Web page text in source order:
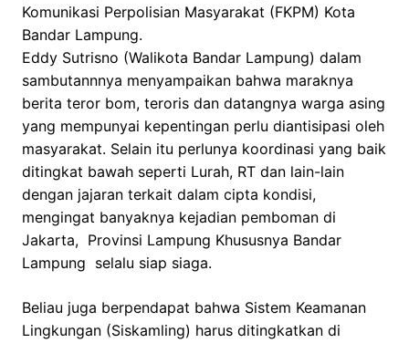
Komunikasi Perpolisian Masyarakat (FKPM) Kota
Bandar Lampung.
Eddy Sutrisno (Walikota Bandar Lampung) dalam
sambutannnya menyampaikan bahwa maraknya
berita teror bom, teroris dan datangnya warga asing
yang mempunyai kepentingan perlu diantisipasi oleh
masyarakat. Selain itu perlunya koordinasi yang baik
ditingkat bawah seperti Lurah, RT dan lain-lain
dengan jajaran terkait dalam cipta kondisi,
mengingat banyaknya kejadian pemboman di
Jakarta, Provinsi Lampung Khususnya Bandar
Lampung selalu siap siaga.
Beliau juga berpendapat bahwa Sistem Keamanan
Lingkungan (Siskamling) harus ditingkatkan di